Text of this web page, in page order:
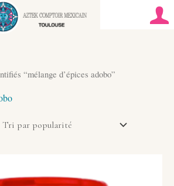
“mélange d’épices adobo”